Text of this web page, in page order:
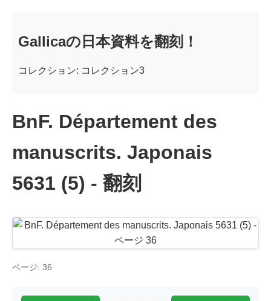
Gallicaの日本資料を翻刻！
コレクション: コレクション3
BnF. Département des
manuscrits. Japonais
5631 (5) - 翻刻
ページ: 36